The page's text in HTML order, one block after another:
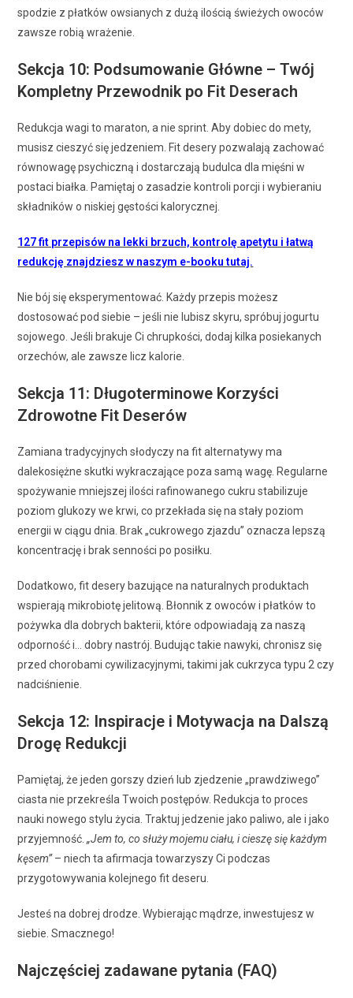
spodzie z płatków owsianych z dużą ilością świeżych owoców
zawsze robią wrażenie.
Sekcja 10: Podsumowanie Główne – Twój
Kompletny Przewodnik po Fit Deserach
Redukcja wagi to maraton, a nie sprint. Aby dobiec do mety,
musisz cieszyć się jedzeniem. Fit desery pozwalają zachować
równowagę psychiczną i dostarczają budulca dla mięśni w
postaci białka. Pamiętaj o zasadzie kontroli porcji i wybieraniu
składników o niskiej gęstości kalorycznej.
127 fit przepisów na lekki brzuch, kontrolę apetytu i łatwą
redukcję znajdziesz w naszym e-booku tutaj.
Nie bój się eksperymentować. Każdy przepis możesz
dostosować pod siebie – jeśli nie lubisz skyru, spróbuj jogurtu
sojowego. Jeśli brakuje Ci chrupkości, dodaj kilka posiekanych
orzechów, ale zawsze licz kalorie.
Sekcja 11: Długoterminowe Korzyści
Zdrowotne Fit Deserów
Zamiana tradycyjnych słodyczy na fit alternatywy ma
dalekosiężne skutki wykraczające poza samą wagę. Regularne
spożywanie mniejszej ilości rafinowanego cukru stabilizuje
poziom glukozy we krwi, co przekłada się na stały poziom
energii w ciągu dnia. Brak „cukrowego zjazdu” oznacza lepszą
koncentrację i brak senności po posiłku.
Dodatkowo, fit desery bazujące na naturalnych produktach
wspierają mikrobiotę jelitową. Błonnik z owoców i płatków to
pożywka dla dobrych bakterii, które odpowiadają za naszą
odporność i… dobry nastrój. Budując takie nawyki, chronisz się
przed chorobami cywilizacyjnymi, takimi jak cukrzyca typu 2 czy
nadciśnienie.
Sekcja 12: Inspiracje i Motywacja na Dalszą
Drogę Redukcji
Pamiętaj, że jeden gorszy dzień lub zjedzenie „prawdziwego”
ciasta nie przekreśla Twoich postępów. Redukcja to proces
nauki nowego stylu życia. Traktuj jedzenie jako paliwo, ale i jako
przyjemność.„Jem to, co służy mojemu ciału, i cieszę się każdym
kęsem”– niech ta afirmacja towarzyszy Ci podczas
przygotowywania kolejnego fit deseru.
Jesteś na dobrej drodze. Wybierając mądrze, inwestujesz w
siebie. Smacznego!
Najczęściej zadawane pytania (FAQ)